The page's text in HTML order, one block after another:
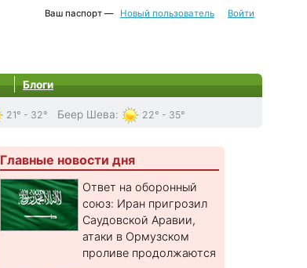
Ваш паспорт — Новый пользователь Войти
Блоги
21° - 32° Беер Шева: 22° - 35°
Главные новости дня
Ответ на оборонный
союз: Иран пригрозил
Саудовской Аравии,
атаки в Ормузском
проливе продолжаются